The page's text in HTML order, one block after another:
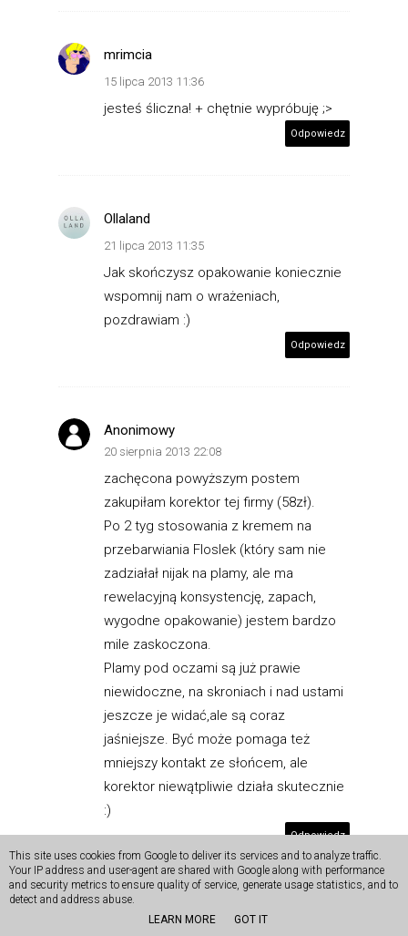
mrimcia
15 lipca 2013 11:36
jesteś śliczna! + chętnie wypróbuję ;>
Odpowiedz
Ollaland
21 lipca 2013 11:35
Jak skończysz opakowanie koniecznie
wspomnij nam o wrażeniach,
pozdrawiam :)
Odpowiedz
Anonimowy
20 sierpnia 2013 22:08
zachęcona powyższym postem
zakupiłam korektor tej firmy (58zł).
Po 2 tyg stosowania z kremem na
przebarwiania Floslek (który sam nie
zadziałał nijak na plamy, ale ma
rewelacyjną konsystencję, zapach,
wygodne opakowanie) jestem bardzo
mile zaskoczona.
Plamy pod oczami są już prawie
niewidoczne, na skroniach i nad ustami
jeszcze je widać,ale są coraz
jaśniejsze. Być może pomaga też
mniejszy kontakt ze słońcem, ale
korektor niewątpliwie działa skutecznie
:)
Odpowiedz
Wioletta
This site uses cookies from Google to deliver its services and to analyze traffic.
Your IP address and user-agent are shared with Google along with performance
and security metrics to ensure quality of service, generate usage statistics, and to
detect and address abuse.
LEARN MORE
GOT IT